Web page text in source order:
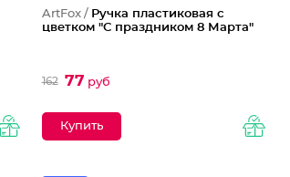
ArtFox / Ручка пластиковая с
цветком "С праздником 8 Марта"
162 77 руб